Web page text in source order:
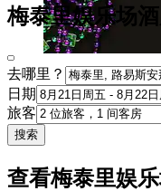
梅泰里娱乐场
去哪里？
日期
旅客
搜索
查看梅泰里娱